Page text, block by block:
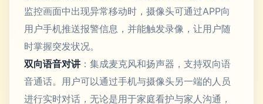
监控画面中出现异常移动时，摄像头可通过APP向
用户手机推送报警信息，并能触发录像，让用户随
时掌握突发状况。
双向语音对讲 ：集成麦克风和扬声器，支持双向语
音通话。用户可以通过手机与摄像头另一端的人员
进行实时对话，无论是用于家庭看护与家人沟通，